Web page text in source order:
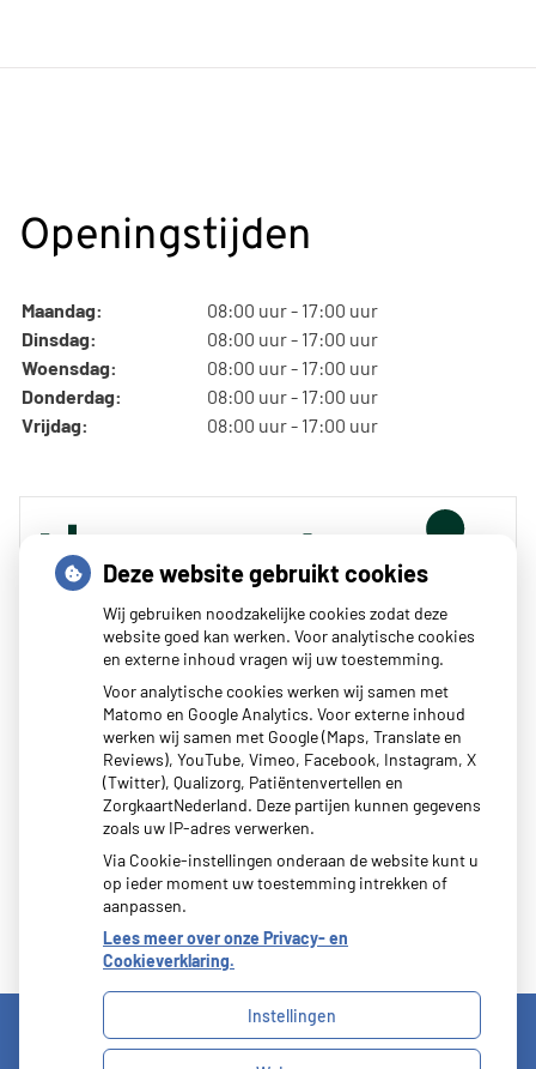
Openingstijden
Maandag:
08:00 uur - 17:00 uur
Dinsdag:
08:00 uur - 17:00 uur
Woensdag:
08:00 uur - 17:00 uur
Donderdag:
08:00 uur - 17:00 uur
Vrijdag:
08:00 uur - 17:00 uur
Zoeken
of zoek op lichaam
Betrouwbare informatie over ziekte en gezondheid
Deze website gebruikt cookies
Wij gebruiken noodzakelijke cookies zodat deze
website goed kan werken. Voor analytische cookies
en externe inhoud vragen wij uw toestemming.
Voor analytische cookies werken wij samen met
Matomo en Google Analytics. Voor externe inhoud
werken wij samen met Google (Maps, Translate en
Reviews), YouTube, Vimeo, Facebook, Instagram, X
(Twitter), Qualizorg, Patiëntenvertellen en
ZorgkaartNederland. Deze partijen kunnen gegevens
zoals uw IP-adres verwerken.
Via Cookie-instellingen onderaan de website kunt u
op ieder moment uw toestemming intrekken of
aanpassen.
Lees meer over onze Privacy- en
Cookieverklaring.
Instellingen